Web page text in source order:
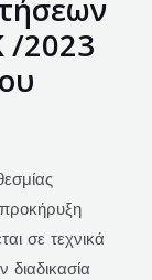
/2023
σε τεχνικά